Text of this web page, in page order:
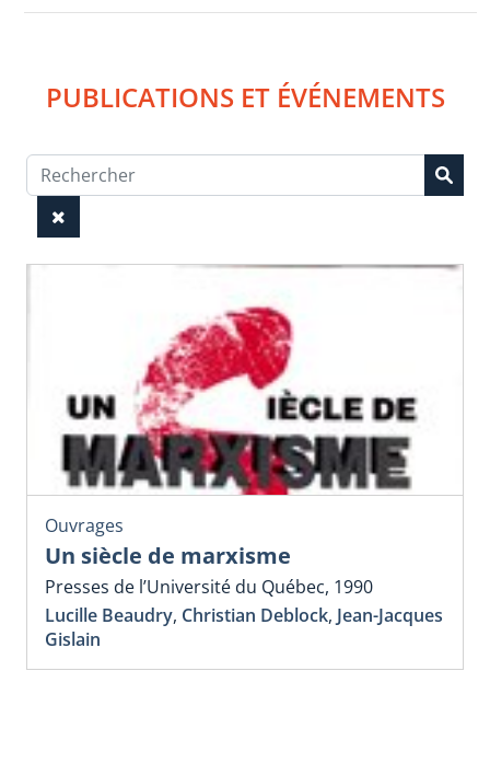
PUBLICATIONS ET ÉVÉNEMENTS
Ouvrages
Un siècle de marxisme
Presses de l’Université du Québec, 1990
Lucille Beaudry, Christian Deblock, Jean-Jacques
Gislain